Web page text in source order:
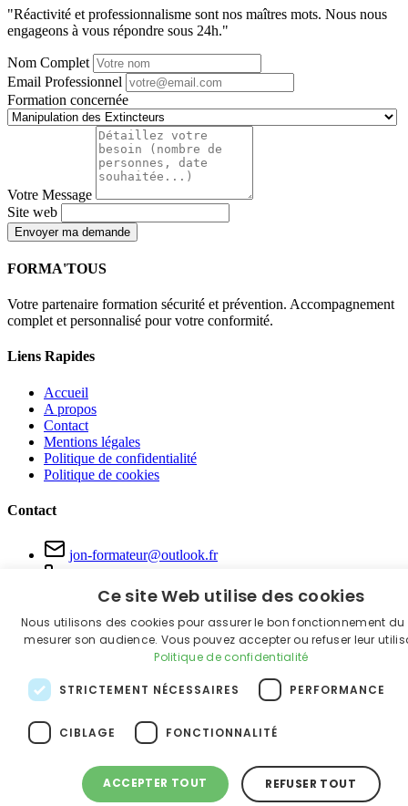
"Réactivité et professionnalisme sont nos maîtres mots. Nous nous
engageons à vous répondre sous 24h."
Nom Complet
Email Professionnel
Formation concernée
Votre Message
Site web
Envoyer ma demande
FORMA'TOUS
Votre partenaire formation sécurité et prévention. Accompagnement
complet et personnalisé pour votre conformité.
Liens Rapides
Accueil
A propos
Contact
Mentions légales
Politique de confidentialité
Politique de cookies
Contact
jon-formateur@outlook.fr
Grand Est & Bourgogne-Franche-Comté
© 2026 FORMA'TOUS. Tous droits réservés.
Ce site Web utilise des cookies
Nous utilisons des cookies pour assurer le bon fonctionnement du
mesurer son audience. Vous pouvez accepter ou refuser leur
Politique de confidentialité
STRICTEMENT NÉCESSAIRES PERFORMANCE
CIBLAGE FONCTIONNALITÉ
ACCEPTER TOUT REFUSER TOUT